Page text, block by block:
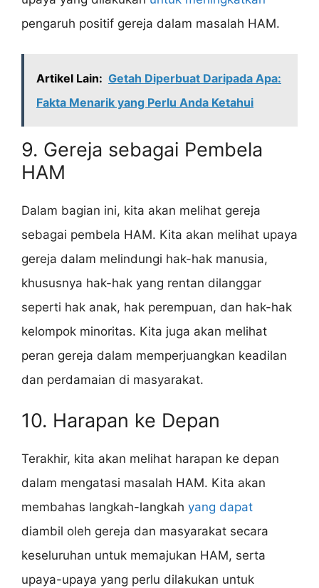
pengaruh positif gereja dalam masalah HAM.
Artikel Lain: Getah Diperbuat Daripada Apa:
Fakta Menarik yang Perlu Anda Ketahui
9. Gereja sebagai Pembela
HAM
Dalam bagian ini, kita akan melihat gereja
sebagai pembela HAM. Kita akan melihat upaya
gereja dalam melindungi hak-hak manusia,
khususnya hak-hak yang rentan dilanggar
seperti hak anak, hak perempuan, dan hak-hak
kelompok minoritas. Kita juga akan melihat
peran gereja dalam memperjuangkan keadilan
dan perdamaian di masyarakat.
10. Harapan ke Depan
Terakhir, kita akan melihat harapan ke depan
dalam mengatasi masalah HAM. Kita akan
membahas langkah-langkah yang dapat
diambil oleh gereja dan masyarakat secara
keseluruhan untuk memajukan HAM, serta
upaya-upaya yang perlu dilakukan untuk